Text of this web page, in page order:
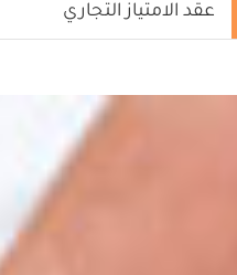
عقد الامتياز التجاري